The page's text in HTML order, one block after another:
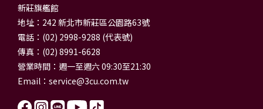
新莊旗艦館
地址：242 新北市新莊區公園路63號
電話：(02) 2998-9288 (代表號)
傳真：(02) 8991-6628
營業時間：週一至週六 09:30至21:30
Email： service@3cu.com.tw